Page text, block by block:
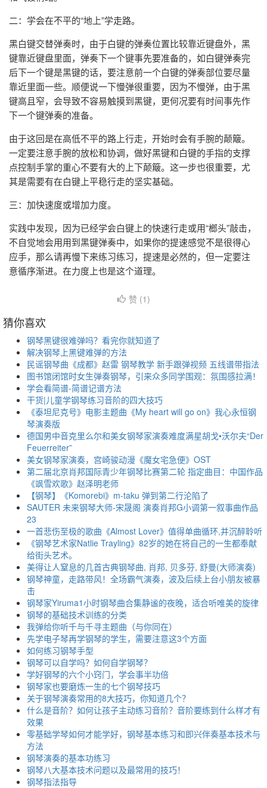
二：学会在不平的“地上”学走路。
黑白键交替弹奏时，由于白键的弹奏位置比较靠近键盘外，黑
键靠近键盘里面，弹奏下一个键事先要准备的，如白键弹奏完
后下一个键是黑键的话，要注意前一个白键的弹奏部位要尽量
靠近里面一些。顺便说一下慢弹很重要，因为不慢弹，由于黑
键高且窄，会导致不容易触摸到黑键，更何况要有时间事先作
下一个键弹奏的准备。
由于这回是在高低不平的路上行走，开始时会有手腕的颠簸。
一定要注意手腕的放松和协调，做好黑键和白键的手指的支撑
点控制手掌的重心不要有大的上下颠簸。这一步也很重要，尤
其是需要有在白键上平稳行走的坚实基础。
三：加快速度或增加力度。
实践中发现，因为已经学会白键上的快速行走或用“榔头”敲击，
不自觉地会用用到黑键弹奏中，如果你的提速感觉不是很得心
应手，那么请再慢下来练习练习，提速是必然的，但一定要注
意循序渐进。在力度上也是这个道理。
赞 (1)
猜你喜欢
钢琴黑键很难弹吗？看完你就知道了
解决钢琴上黑键难弹的方法
民谣钢琴曲《成都》赵雷 钢琴教学 新手跟弹视频 五线谱带指法
图书馆闭馆时女生弹奏钢琴，引来众多同学围观：氛围感拉满！
学会看简谱-简谱记谱方法
干货|儿童学钢琴练习音阶的四大技巧
《泰坦尼克号》电影主题曲《My heart will go on》我心永恒钢
琴演奏版
德国男中音克里么尔和美女钢琴家演奏难度满星胡戈•沃尔夫“Der
Feuerreiter”
美女钢琴家演奏，宫崎骏动漫《魔女宅急便》OST
第二届北京肖邦国际青少年钢琴比赛第二轮 指定曲目：中国作品
《飒雪欢歌》赵泽明老师
【钢琴】《Komorebi》m-taku 弹到第二行沦陷了
SAUTER 未来钢琴大师-宋晟阁 演奏肖邦G小调第一叙事曲作品
23
一首悲伤至极的歌曲《Almost Lover》值得单曲循环,并沉醉聆听
《钢琴艺术家Natlie Trayling》82岁的她在将自己的一生都奉献
给街头艺术。
美得让人窒息的几首古典钢琴曲, 肖邦, 贝多芬, 舒曼(大师演奏)
钢琴神童，走路带风！全场霸气演奏，波及后续上台小朋友被暴
击
钢琴家Yiruma1小时钢琴曲合集静谧的夜晚，适合听唯美的旋律
钢琴的基础技术训练的分类
我弹给你听千与千寻主题曲（与你同在）
先学电子琴再学钢琴的学生，需要注意这3个方面
如何练习钢琴手型
钢琴可以自学吗？如何自学钢琴？
学好钢琴的六个小窍门，学会事半功倍
钢琴家也要磨炼一生的七个钢琴技巧
关于钢琴演奏常用的8大技巧，你知道几个？
什么是音阶？如何让孩子主动练习音阶？音阶要练到什么样才有
效果
零基础学琴如何才能学好，钢琴基本练习和即兴伴奏基本技术与
方法
钢琴演奏的基本功练习
钢琴八大基本技术问题以及最常用的技巧！
钢琴指法指导